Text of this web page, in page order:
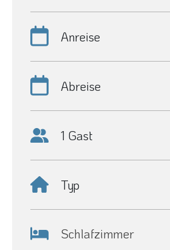
Anreise
Abreise
1 Gast
Typ
Schlafzimmer